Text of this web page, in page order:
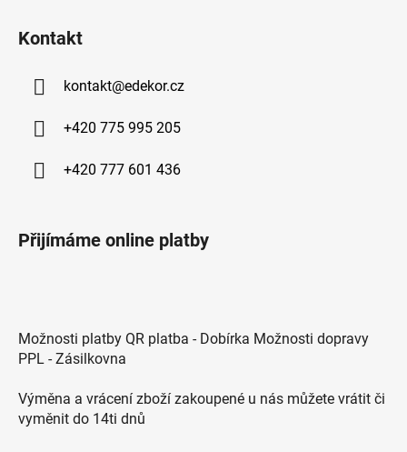
Kontakt
kontakt@edekor.cz
+420 775 995 205
+420 777 601 436
Přijímáme online platby
Možnosti platby QR platba - Dobírka Možnosti dopravy
PPL - Zásilkovna
Výměna a vrácení zboží zakoupené u nás můžete vrátit či
vyměnit do 14ti dnů